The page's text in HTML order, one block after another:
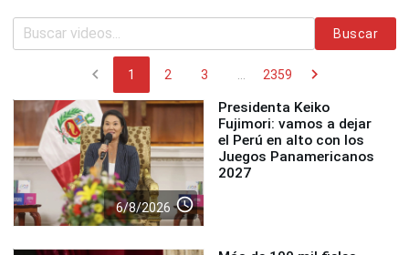
Buscar
chevron_left 1 2 3 2359 chevron_right
6/8/2026 access_time
Presidenta Keiko
Fujimori: vamos a dejar
el Perú en alto con los
Juegos Panamericanos
2027